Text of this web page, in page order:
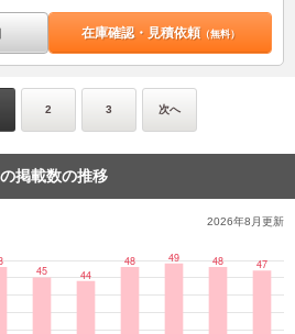
在庫確認・見積依頼（無料）
2 3 次へ
掲載数の推移
2026年8月更新